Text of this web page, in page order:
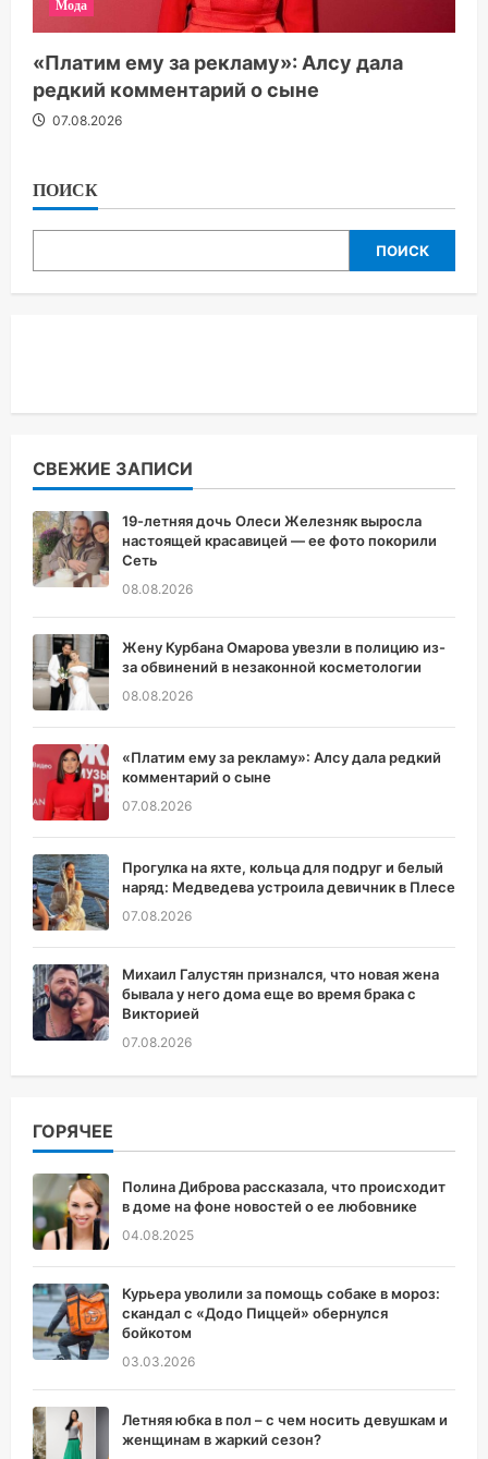
Мода
«Платим ему за рекламу»: Алсу дала
редкий комментарий о сыне
07.08.2026
ПОИСК
ПОИСК
СВЕЖИЕ ЗАПИСИ
19-летняя дочь Олеси Железняк выросла
настоящей красавицей — ее фото покорили
Сеть
08.08.2026
Жену Курбана Омарова увезли в полицию из-
за обвинений в незаконной косметологии
08.08.2026
«Платим ему за рекламу»: Алсу дала редкий
комментарий о сыне
07.08.2026
Прогулка на яхте, кольца для подруг и белый
наряд: Медведева устроила девичник в Плесе
07.08.2026
Михаил Галустян признался, что новая жена
бывала у него дома еще во время брака с
Викторией
07.08.2026
ГОРЯЧЕЕ
Полина Диброва рассказала, что происходит
в доме на фоне новостей о ее любовнике
04.08.2025
Курьера уволили за помощь собаке в мороз:
скандал с «Додо Пиццей» обернулся
бойкотом
03.03.2026
Летняя юбка в пол – с чем носить девушкам и
женщинам в жаркий сезон?